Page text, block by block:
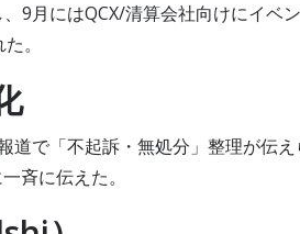
9月にはQCX/清算会社向けにイベ
。
道で「不起訴・無処分」整理が伝
斉に伝えた。